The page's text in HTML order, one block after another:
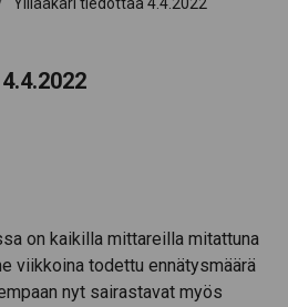
on kaikilla mittareilla mitattuna
viikkoina todettu ennätysmäärä
nyt sairastavat myös